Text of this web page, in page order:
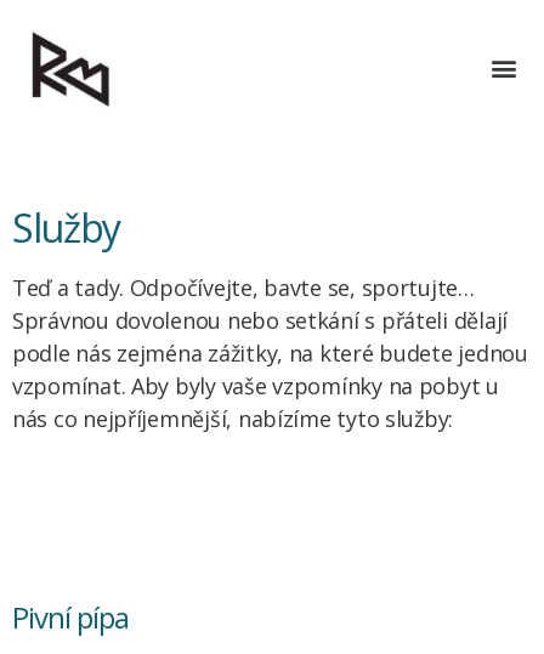
Služby
Teď a tady. Odpočívejte, bavte se, sportujte…
Správnou dovolenou nebo setkání s přáteli dělají
podle nás zejména zážitky, na které budete jednou
vzpomínat. Aby byly vaše vzpomínky na pobyt u
nás co nejpříjemnější, nabízíme tyto služby:
Pivní pípa